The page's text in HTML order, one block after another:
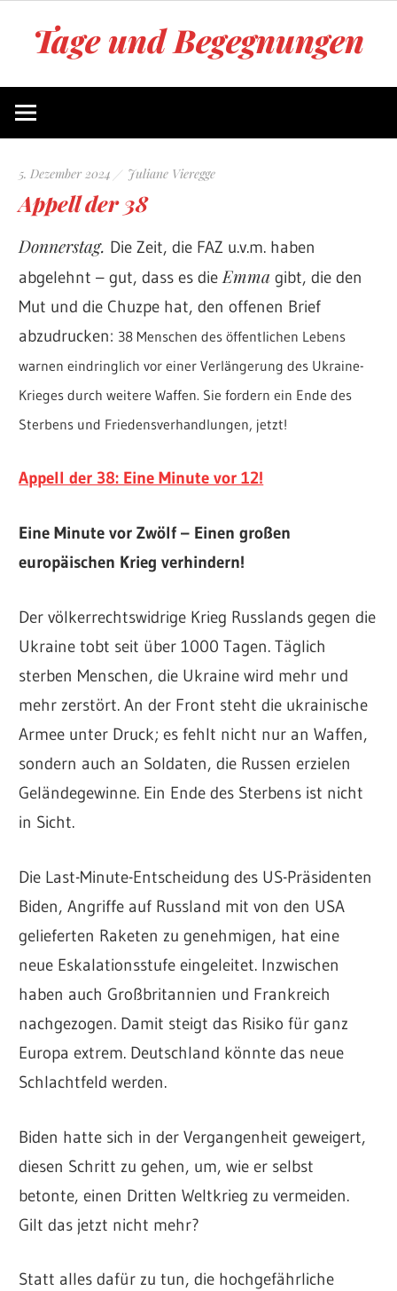
Tage und Begegnungen
von
5. Dezember 2024 Juliane Vieregge
Appell der 38
Donnerstag. Die Zeit, die FAZ u.v.m. haben
abgelehnt – gut, dass es die Emma gibt, die den
Mut und die Chuzpe hat, den offenen Brief
abzudrucken: 38 Menschen des öffentlichen Lebens
warnen eindringlich vor einer Verlängerung des Ukraine-
Krieges durch weitere Waffen. Sie fordern ein Ende des
Sterbens und Friedensverhandlungen, jetzt!
Appell der 38: Eine Minute vor 12!
Eine Minute vor Zwölf – Einen großen
europäischen Krieg verhindern!
Der völkerrechtswidrige Krieg Russlands gegen die
Ukraine tobt seit über 1000 Tagen. Täglich
sterben Menschen, die Ukraine wird mehr und
mehr zerstört. An der Front steht die ukrainische
Armee unter Druck; es fehlt nicht nur an Waffen,
sondern auch an Soldaten, die Russen erzielen
Geländegewinne. Ein Ende des Sterbens ist nicht
in Sicht.
Die Last-Minute-Entscheidung des US-Präsidenten
Biden, Angriffe auf Russland mit von den USA
gelieferten Raketen zu genehmigen, hat eine
neue Eskalationsstufe eingeleitet. Inzwischen
haben auch Großbritannien und Frankreich
nachgezogen. Damit steigt das Risiko für ganz
Europa extrem. Deutschland könnte das neue
Schlachtfeld werden.
Biden hatte sich in der Vergangenheit geweigert,
diesen Schritt zu gehen, um, wie er selbst
betonte, einen Dritten Weltkrieg zu vermeiden.
Gilt das jetzt nicht mehr?
Statt alles dafür zu tun, die hochgefährliche